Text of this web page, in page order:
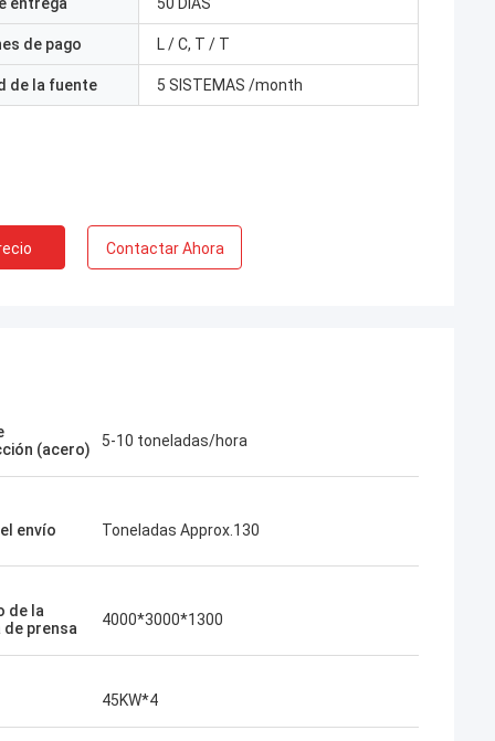
de pago L / C, T / T
de la fuente 5 SISTEMAS /month
Contactar Ahora
(acero)
5-10 toneladas/hora
envío Toneladas Approx.130
de la
de prensa
4000*3000*1300
45KW*4